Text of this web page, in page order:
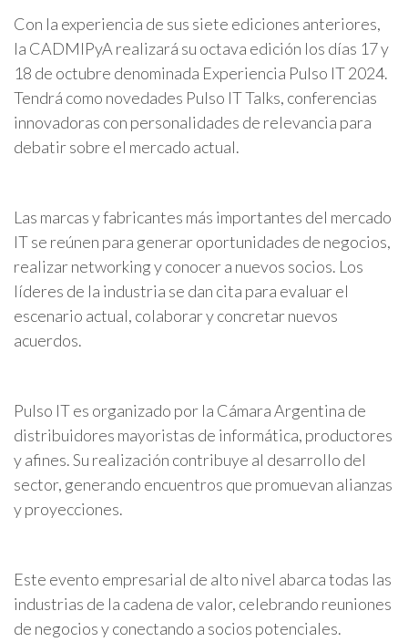
Con la experiencia de sus siete ediciones anteriores,
la CADMIPyA realizará su octava edición los días 17 y
18 de octubre denominada Experiencia Pulso IT 2024.
Tendrá como novedades Pulso IT Talks, conferencias
innovadoras con personalidades de relevancia para
debatir sobre el mercado actual.
Las marcas y fabricantes más importantes del mercado
IT se reúnen para generar oportunidades de negocios,
realizar networking y conocer a nuevos socios. Los
líderes de la industria se dan cita para evaluar el
escenario actual, colaborar y concretar nuevos
acuerdos.
Pulso IT es organizado por la Cámara Argentina de
distribuidores mayoristas de informática, productores
y afines. Su realización contribuye al desarrollo del
sector, generando encuentros que promuevan alianzas
y proyecciones.
Este evento empresarial de alto nivel abarca todas las
industrias de la cadena de valor, celebrando reuniones
de negocios y conectando a socios potenciales.